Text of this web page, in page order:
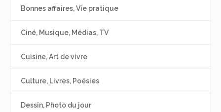
Bonnes affaires, Vie pratique
Ciné, Musique, Médias, TV
Cuisine, Art de vivre
Culture, Livres, Poésies
Dessin, Photo du jour